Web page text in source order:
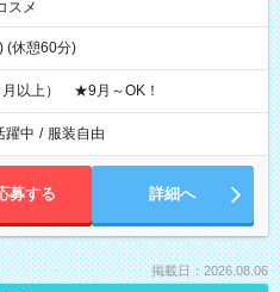
スメ
(休憩60分)
月以上） ★9月～OK！
躍中 / 服装自由
募する 詳細へ
掲載日：2026.08.06